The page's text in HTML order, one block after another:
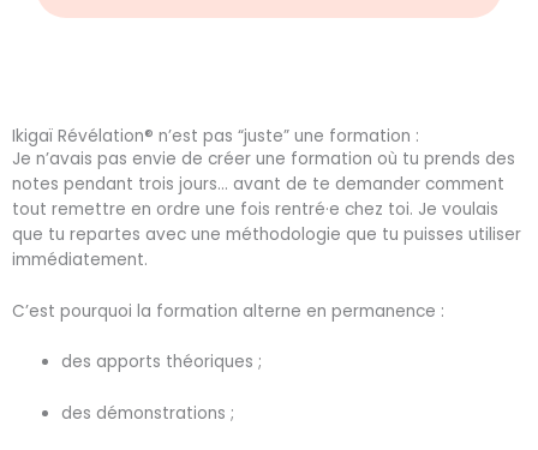
Ikigaï Révélation® n’est pas “juste” une formation :
Je n’avais pas envie de créer une formation où tu prends des
notes pendant trois jours… avant de te demander comment
tout remettre en ordre une fois rentré·e chez toi. Je voulais
que tu repartes avec une méthodologie que tu puisses utiliser
immédiatement.
C’est pourquoi la formation alterne en permanence :
des apports théoriques ;
des démonstrations ;